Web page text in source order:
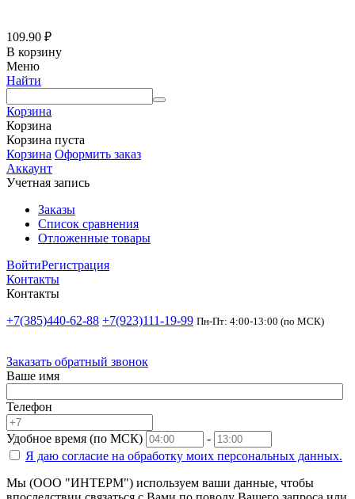
109.90 ₽
В корзину
Меню
Найти
Корзина
Корзина
Корзина пуста
Корзина Оформить заказ
Аккаунт
Учетная запись
Заказы
Список сравнения
Отложенные товары
ВойтиРегистрация
Контакты
Контакты
+7(385)440-62-88 +7(923)111-19-99 Пн-Пт: 4:00-13:00 (по МСК)
Заказать обратный звонок
Ваше имя
Телефон
Удобное время (по МСК)
-
Я даю согласие на обработку моих персональных данных.
Мы (ООО "ИНТЕРМ") используем ваши данные, чтобы